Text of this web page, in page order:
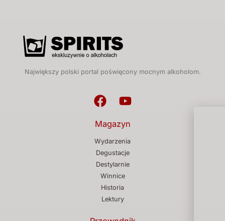
Największy polski portal poświęcony mocnym alkoholom.
Magazyn
Wydarzenia
Degustacje
Destylarnie
Winnice
Historia
Lektury